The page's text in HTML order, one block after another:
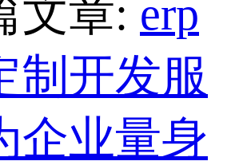
文章: erp
制开发服
企业量身